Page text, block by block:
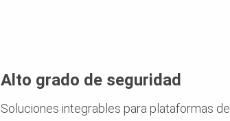
Alto grado de seguridad
Soluciones integrables para plataformas de